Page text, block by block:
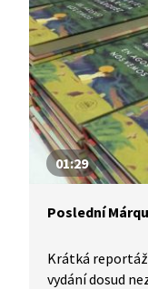
Podmanění
kritička
opravdu
dobrým
01:29
Poslední
Krátká
vydání dosud